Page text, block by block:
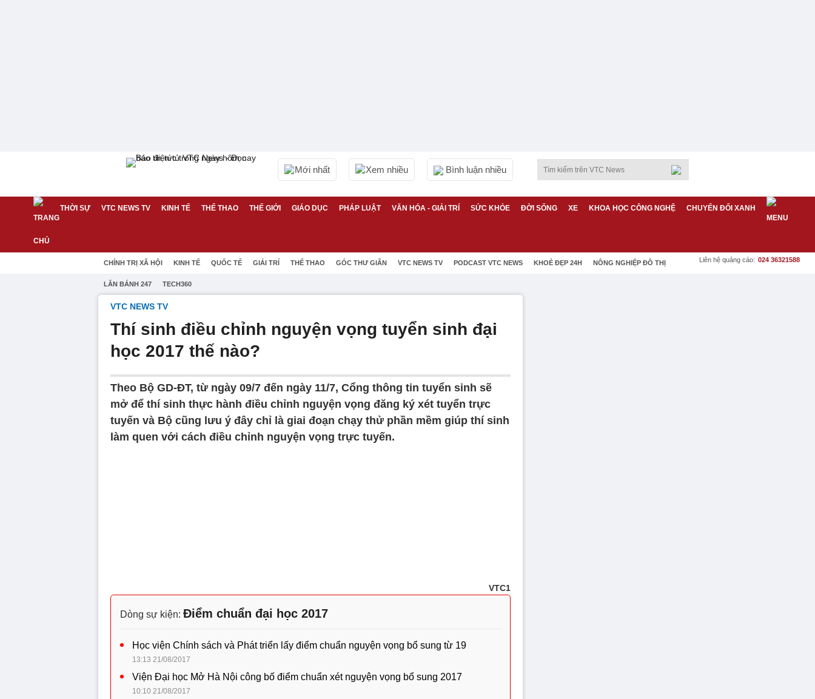
Mới nhất Xem nhiều Bình luận nhiều
THỜI SỰ VTC NEWS TV KINH TẾ THỂ THAO THẾ GIỚI GIÁO DỤC PHÁP LUẬT VĂN HÓA - GIẢI TRÍ SỨC KHỎE ĐỜI SỐNG XE KHOA HỌC CÔNG NGHỆ CHUYỂN ĐỔI XANH
CHÍNH TRỊ XÃ HỘI KINH TẾ QUỐC TẾ GIẢI TRÍ THỂ THAO GÓC THƯ GIÃN VTC NEWS TV PODCAST VTC NEWS KHOẺ ĐẸP 24H NÔNG NGHIỆP ĐÔ THỊ
LĂN BÁNH 247 TECH360
Liên hệ quảng cáo: 024 36321588
VTC NEWS TV
Thí sinh điều chỉnh nguyện vọng tuyển sinh đại
học 2017 thế nào?
Theo Bộ GD-ĐT, từ ngày 09/7 đến ngày 11/7, Cổng thông tin tuyển sinh sẽ
mở để thí sinh thực hành điều chỉnh nguyện vọng đăng ký xét tuyển trực
tuyến và Bộ cũng lưu ý đây chỉ là giai đoạn chạy thử phần mềm giúp thí sinh
làm quen với cách điều chỉnh nguyện vọng trực tuyến.
VTC1
Dòng sự kiện: Điểm chuẩn đại học 2017
Học viện Chính sách và Phát triển lấy điểm chuẩn nguyện vọng bổ sung từ 19
13:13 21/08/2017
Viện Đại học Mở Hà Nội công bố điểm chuẩn xét nguyện vọng bổ sung 2017
10:10 21/08/2017